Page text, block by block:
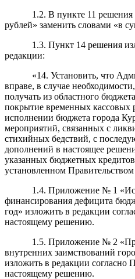
1.2. В пункте 11
рублей» заменить словами «в
1.3. Пункт 14 решения
редакции:
«14. Установить, что
вправе, в случае
получать из областного
покрытие временных
исполнении бюджета города
мероприятий, связанных с
стихийных бедствий, с
дополнений в настоящее
указанных бюджетных кредитов
установленном
1.4. Приложение № 1
финансирования дефицита
год» изложить в редакции
настоящему решению.
1.5. Приложение № 2
внутренних заимствований
изложить в редакции
настоящему решению.